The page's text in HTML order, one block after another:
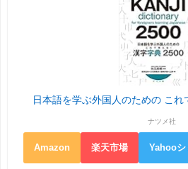
日本語を学ぶ外国人のための こ
ナツメ社
Amazon 楽天市場 Yahooシ